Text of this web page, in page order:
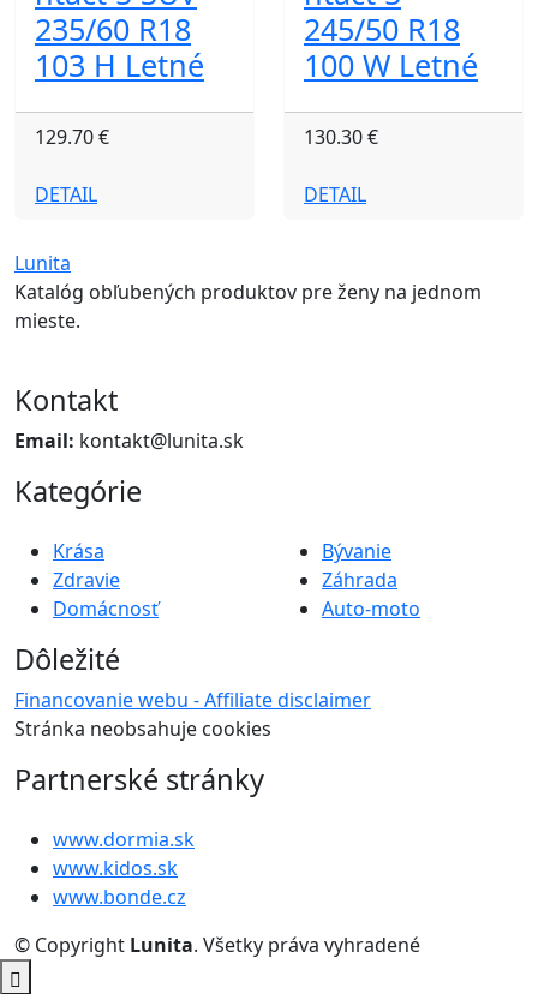
235/60 R18
103 H Letné
129.70 €
DETAIL
245/50 R18
100 W Letné
130.30 €
DETAIL
Lunita
Katalóg obľubených produktov pre ženy na jednom
mieste.
Kontakt
Email: kontakt@lunita.sk
Kategórie
Krása
Zdravie
Domácnosť
Bývanie
Záhrada
Auto-moto
Dôležité
Financovanie webu - Affiliate disclaimer
Stránka neobsahuje cookies
Partnerské stránky
www.dormia.sk
www.kidos.sk
www.bonde.cz
© Copyright Lunita. Všetky práva vyhradené